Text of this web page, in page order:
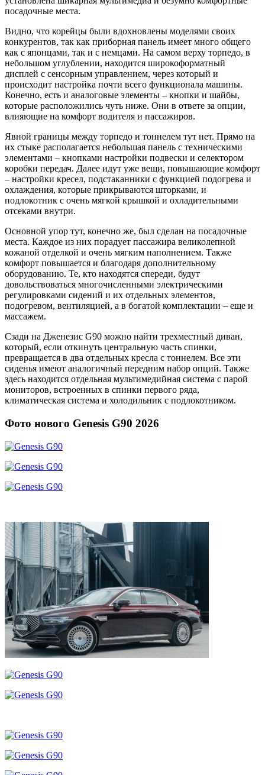
посадочные места.
Видно, что корейцы были вдохновлены моделями своих
конкурентов, так как приборная панель имеет много общего
как с японцами, так и с немцами. На самом верху торпедо, в
небольшом углублении, находится широкоформатный
дисплей с сенсорным управлением, через который и
происходит настройка почти всего функционала машины.
Конечно, есть и аналоговые элементы – кнопки и шайбы,
которые расположились чуть ниже. Они в ответе за опции,
влияющие на комфорт водителя и пассажиров.
Явной границы между торпедо и тоннелем тут нет. Прямо на
их стыке располагается небольшая панель с техническими
элементами – кнопками настройки подвески и селектором
коробки передач. Далее идут уже вещи, повышающие комфорт
– настройки кресел, подстаканники с функцией подогрева и
охлаждения, которые прикрываются шторками, и
подлокотник с очень мягкой крышкой и охладительными
отсеками внутри.
Основной упор тут, конечно же, был сделан на посадочные
места. Каждое из них порадует пассажира великолепной
кожаной отделкой и очень мягким наполнением. Также
комфорт повышается и благодаря дополнительному
оборудованию. Те, кто находятся спереди, будут
довольствоваться многочисленными электрическими
регулировками сидений и их отдельных элементов,
подогревом, вентиляцией, а в богатой комплектации – еще и
массажем.
Сзади на Дженезис G90 можно найти трехместный диван,
который, если откинуть центральную часть спинки,
превращается в два отдельных кресла с тоннелем. Все эти
сиденья имеют аналогичный передним набор опций. Также
здесь находится отдельная мультимедийная система с парой
мониторов, встроенных в спинки первого ряда,
климатическая система и холодильник с подлокотником.
Фото нового Genesis G90 2026